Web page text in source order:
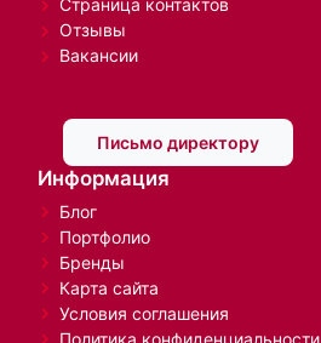
Страница контактов
Отзывы
Вакансии
Письмо директору
Информация
Блог
Портфолио
Бренды
Карта сайта
Условия соглашения
Политика конфиденциальности